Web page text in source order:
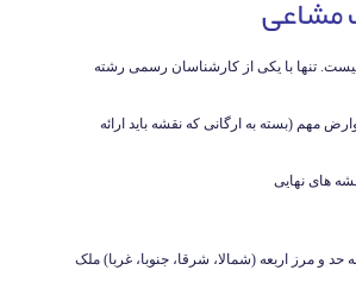
مشاعی
نیست. تنها با یکی از کارشناسان رسمی رشته
مهم (بسته به ارگانی که نقشه باید ارائه
مرز اربعه (شمالا، شرقا، جنوبا، غربا) ملک